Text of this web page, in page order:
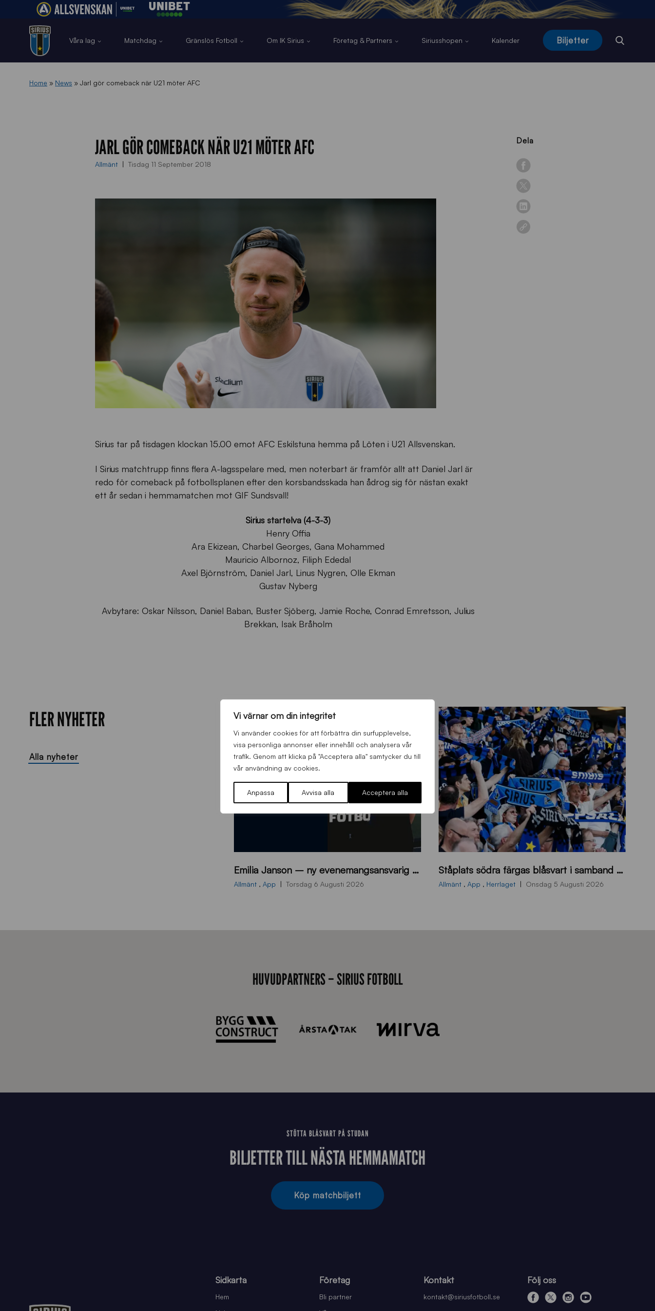
Vi värnar om din integritet
Vi använder cookies för att förbättra din surfupplevelse,
visa personliga annonser eller innehåll och analysera vår
trafik. Genom att klicka på "Acceptera alla" samtycker du till
vår användning av cookies.
Anpassa Avvisa alla Acceptera alla
Våra lag Matchdag Gränslös Fotboll Om IK Sirius Företag & Partners Siriusshopen Kalender Biljetter
Home » News » Jarl gör comeback när U21 möter AFC
Dela
JARL GÖR COMEBACK NÄR U21 MÖTER AFC
Allmänt Tisdag 11 September 2018
Sirius tar på tisdagen klockan 15.00 emot AFC Eskilstuna hemma på Löten i U21 Allsvenskan.
I Sirius matchtrupp finns flera A-lagsspelare med, men noterbart är framför allt att Daniel Jarl är
redo för comeback på fotbollsplanen efter den korsbandsskada han ådrog sig för nästan exakt
ett år sedan i hemmamatchen mot GIF Sundsvall!
Sirius startelva (4-3-3)
Henry Offia
Ara Ekizean, Charbel Georges, Gana Mohammed
Mauricio Albornoz, Filiph Ededal
Axel Björnström, Daniel Jarl, Linus Nygren, Olle Ekman
Gustav Nyberg
Avbytare: Oskar Nilsson, Daniel Baban, Buster Sjöberg, Jamie Roche, Conrad Emretsson, Julius
Brekkan, Isak Bråholm
FLER NYHETER
Alla nyheter
0
0
Emilia Janson – ny evenemangsansvarig för Sirius Fotboll
Allmänt , App Torsdag 6 Augusti 2026
ö
d
Ståplats södra färgas blåsvart i samband med nästa hemmamatch
Allmänt , App , Herrlaget Onsdag 5 Augusti 2026
HUVUDPARTNERS – SIRIUS FOTBOLL
STÖTTA BLÅSVART PÅ STUDAN
BILJETTER TILL NÄSTA HEMMAMATCH
Köp matchbiljett
Sidkarta
Hem
Företag
Bli partner
Kontakt
kontakt@siriusfotboll.se
Följ oss
f
x
i
y